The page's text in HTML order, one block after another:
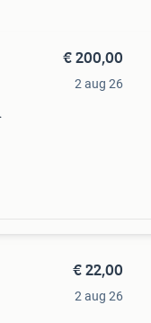
€ 200,00
2 aug 26
€ 22,00
2 aug 26